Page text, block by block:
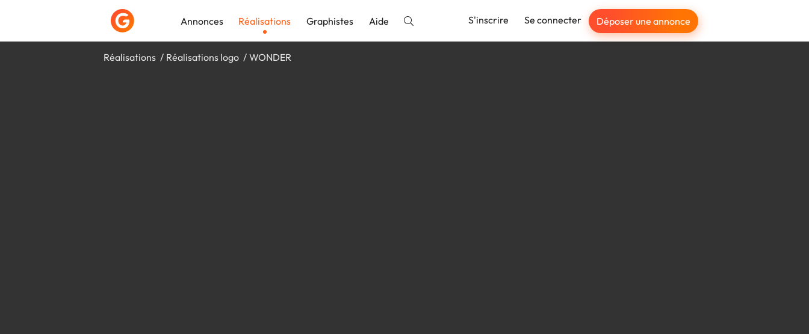
Annonces Réalisations Graphistes Aide S'inscrire Se connecter Déposer une annonce
Réalisations Réalisations logo WONDER